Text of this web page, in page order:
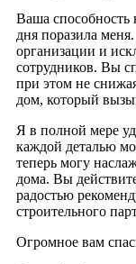
Ваша способность
дня поразила
организации и
сотрудников. Вы
при этом не
дом, который
Я в полной мере
каждой деталью
теперь могу
дома. Вы
радостью
строительного
Огромное вам